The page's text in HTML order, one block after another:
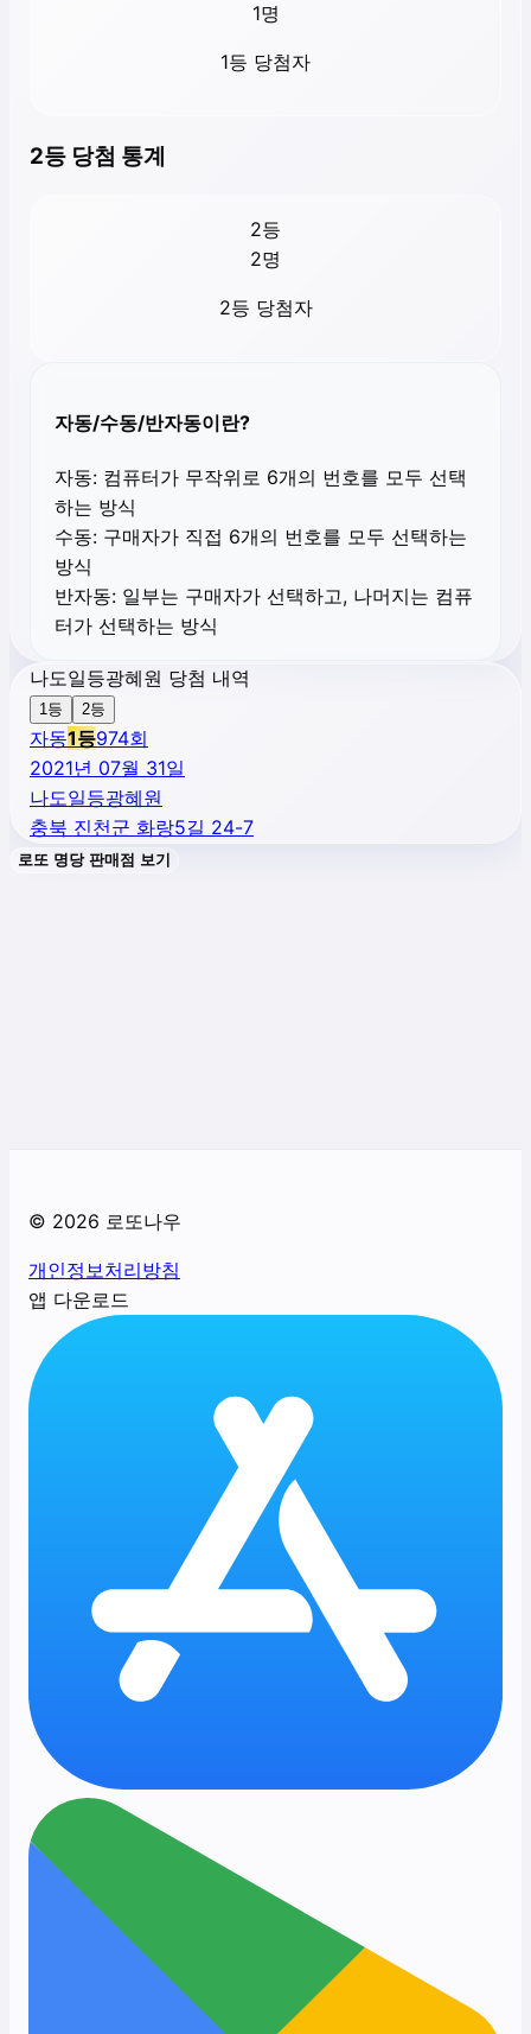
1명
1등 당첨자
2등 당첨 통계
2등
2명
2등 당첨자
자동/수동/반자동이란?
자동: 컴퓨터가 무작위로 6개의 번호를 모두 선택
하는 방식
수동: 구매자가 직접 6개의 번호를 모두 선택하는
방식
반자동: 일부는 구매자가 선택하고, 나머지는 컴퓨
터가 선택하는 방식
나도일등광혜원 당첨 내역
1등 2등
자동1등974회
2021년 07월 31일
나도일등광혜원
충북 진천군 화랑5길 24-7
로또 명당 판매점 보기
© 2026 로또나우
개인정보처리방침
앱 다운로드